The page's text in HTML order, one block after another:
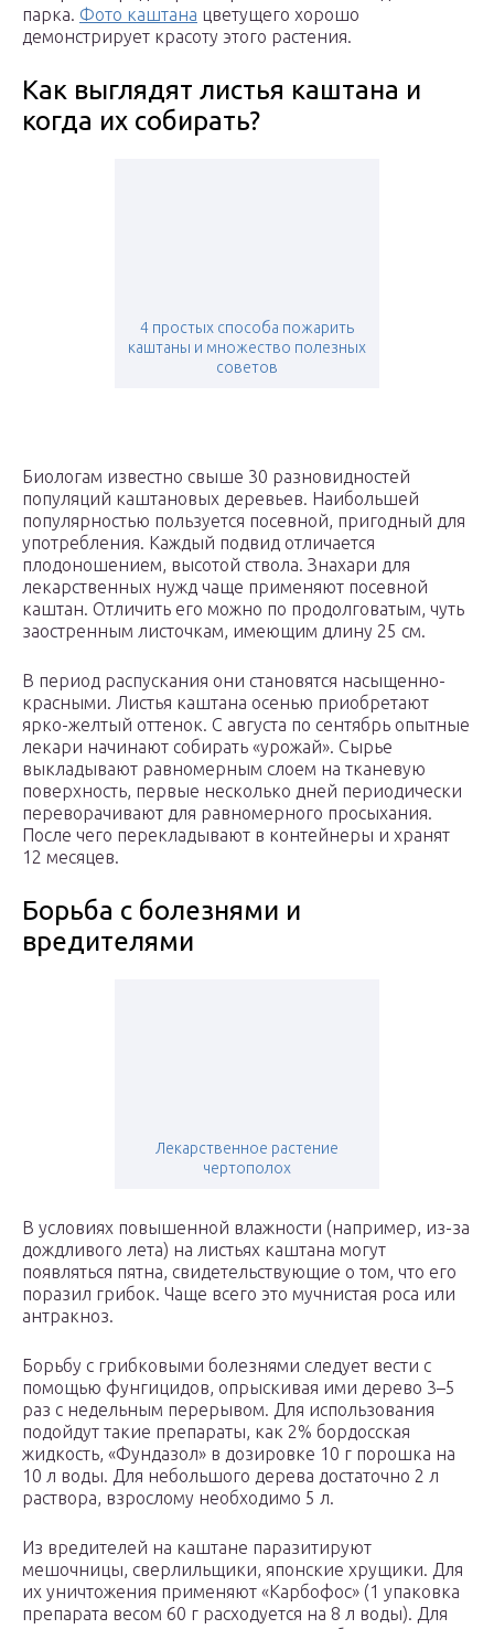
парка. Фото каштана цветущего хорошо
демонстрирует красоту этого растения.
Как выглядят листья каштана и
когда их собирать?
4 простых способа пожарить
каштаны и множество полезных
советов
Биологам известно свыше 30 разновидностей
популяций каштановых деревьев. Наибольшей
популярностью пользуется посевной, пригодный для
употребления. Каждый подвид отличается
плодоношением, высотой ствола. Знахари для
лекарственных нужд чаще применяют посевной
каштан. Отличить его можно по продолговатым, чуть
заостренным листочкам, имеющим длину 25 см.
В период распускания они становятся насыщенно-
красными. Листья каштана осенью приобретают
ярко-желтый оттенок. С августа по сентябрь опытные
лекари начинают собирать «урожай». Сырье
выкладывают равномерным слоем на тканевую
поверхность, первые несколько дней периодически
переворачивают для равномерного просыхания.
После чего перекладывают в контейнеры и хранят
12 месяцев.
Борьба с болезнями и
вредителями
Лекарственное растение
чертополох
В условиях повышенной влажности (например, из-за
дождливого лета) на листьях каштана могут
появляться пятна, свидетельствующие о том, что его
поразил грибок. Чаще всего это мучнистая роса или
антракноз.
Борьбу с грибковыми болезнями следует вести с
помощью фунгицидов, опрыскивая ими дерево 3–5
раз с недельным перерывом. Для использования
подойдут такие препараты, как 2% бордосская
жидкость, «Фундазол» в дозировке 10 г порошка на
10 л воды. Для небольшого дерева достаточно 2 л
раствора, взрослому необходимо 5 л.
Из вредителей на каштане паразитируют
мешочницы, сверлильщики, японские хрущики. Для
их уничтожения применяют «Карбофос» (1 упаковка
препарата весом 60 г расходуется на 8 л воды). Для